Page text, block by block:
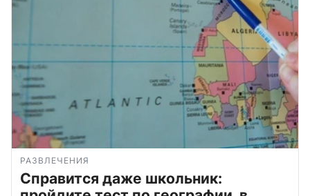
РАЗВЛЕЧЕНИЯ
Справится даже школьник: